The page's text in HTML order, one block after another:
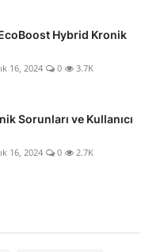
Hybrid Kronik
16, 2024 0 3.7K
Sorunları ve Kullanıcı
16, 2024 0 2.7K